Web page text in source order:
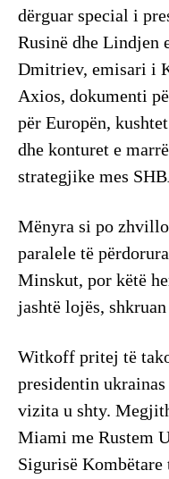
dërguar special i
Rusinë dhe Lindjen
Dmitriev, emisari i
Axios, dokumenti
për Europën,
dhe konturet e
strategjike mes
Mënyra si po
paralele të
Minskut, por këtë
jashtë lojës,
Witkoff pritej të
presidentin
vizita u shty.
Miami me Rustem
Sigurisë